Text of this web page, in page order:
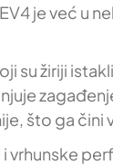
je već u
su žiriji
što ga čini
vrhunske